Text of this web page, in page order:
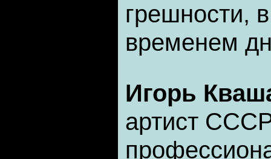
грешности,
временем
Игорь
артист